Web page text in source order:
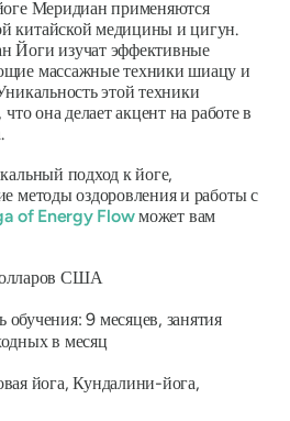
Меридиан применяются
китайской медицины и цигун.
Йоги изучат эффективные
массажные техники шиацу и
этой техники
она делает акцент на работе в
подход к йоге,
методы оздоровления и работы с
of Energy Flowможет вам
США
9 месяцев, занятия
в месяц
йога, Кундалини-йога,